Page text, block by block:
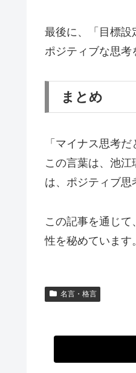
最後に、「目標設
ポジティブな思考
まとめ
「マイナス思考
この言葉は、池
は、ポジティブ思
この記事を通じ
性を秘めています
名言・格言